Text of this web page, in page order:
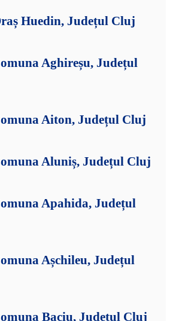
Huedin, Județul Cluj
Aghireșu, Județul
Aiton, Județul Cluj
Aluniș, Județul Cluj
Apahida, Județul
Așchileu, Județul
Baciu, Județul Cluj